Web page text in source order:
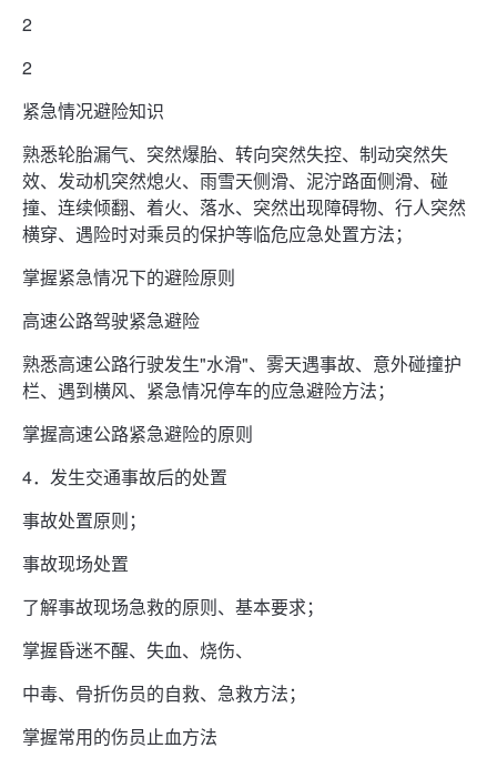
2
2
紧急情况避险知识
熟悉轮胎漏气、突然爆胎、转向突然失控、制动突然失
效、发动机突然熄火、雨雪天侧滑、泥泞路面侧滑、碰
撞、连续倾翻、着火、落水、突然出现障碍物、行人突然
横穿、遇险时对乘员的保护等临危应急处置方法；
掌握紧急情况下的避险原则
高速公路驾驶紧急避险
熟悉高速公路行驶发生"水滑"、雾天遇事故、意外碰撞护
栏、遇到横风、紧急情况停车的应急避险方法；
掌握高速公路紧急避险的原则
4．发生交通事故后的处置
事故处置原则；
事故现场处置
了解事故现场急救的原则、基本要求；
掌握昏迷不醒、失血、烧伤、
中毒、骨折伤员的自救、急救方法；
掌握常用的伤员止血方法